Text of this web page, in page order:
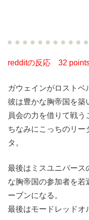
redditの反応 32
ガウェインがロストベ
彼は豊かな胸帝国を築
員会の力を借りて戦う
ちなみにこっちのリー
タ。
最後はミスユニバース
な胸帝国の参加者を若
ーブンになる。
最後はモードレッドオ